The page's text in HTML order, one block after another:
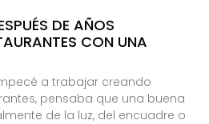
DE AÑOS
CON UNA
a trabajar creando
pensaba que una buena
de la luz, del encuadre o